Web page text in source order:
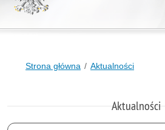
Strona główna Aktualności
Aktualności